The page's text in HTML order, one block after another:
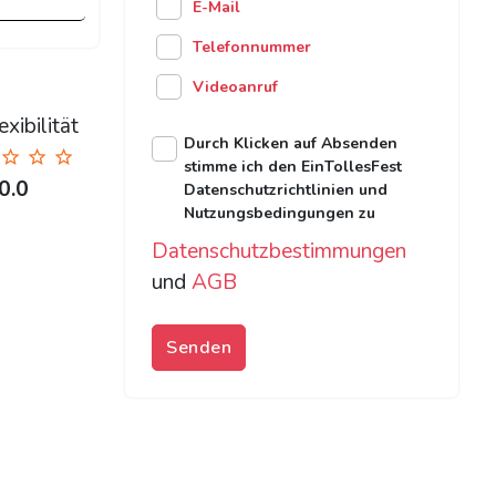
E-Mail
Telefonnummer
Videoanruf
Durch Klicken auf Absenden
stimme ich den EinTollesFest
Datenschutzrichtlinien und
Nutzungsbedingungen zu
Datenschutzbestimmungen
und AGB
Senden